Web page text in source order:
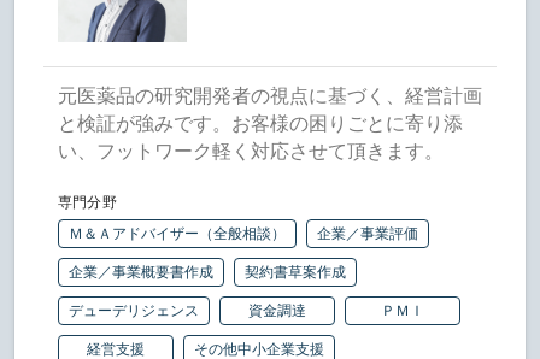
元医薬品の研究開発者の視点に基づく、経営計画
と検証が強みです。お客様の困りごとに寄り添
い、フットワーク軽く対応させて頂きます。
専門分野
Ｍ＆Ａアドバイザー（全般相談）
企業／事業評価
企業／事業概要書作成 契約書草案作成
デューデリジェンス 資金調達 ＰＭＩ
経営支援 その他中小企業支援